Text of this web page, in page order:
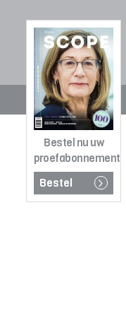
Bestel nu uw
proefabonnement
Bestel